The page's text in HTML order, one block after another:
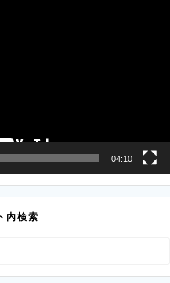
04:10
内検索